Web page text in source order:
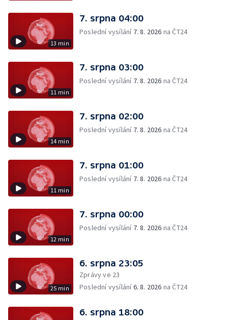
13 min
7. srpna 04:00
Poslední vysílání 7. 8. 2026 na ČT24
11 min
7. srpna 03:00
Poslední vysílání 7. 8. 2026 na ČT24
14 min
7. srpna 02:00
Poslední vysílání 7. 8. 2026 na ČT24
11 min
7. srpna 01:00
Poslední vysílání 7. 8. 2026 na ČT24
12 min
7. srpna 00:00
Poslední vysílání 7. 8. 2026 na ČT24
25 min
6. srpna 23:05
Zprávy ve 23
Poslední vysílání6. 8. 2026 na ČT24
6. srpna 18:00